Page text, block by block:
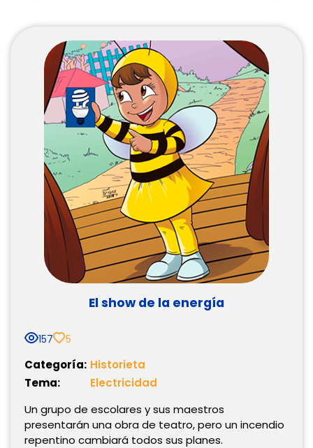
El show de la energía
157 5
Categoría: Historieta
Tema:
Electricidad
Un grupo de escolares y sus maestros
presentarán una obra de teatro, pero un incendio
repentino cambiará todos sus planes.